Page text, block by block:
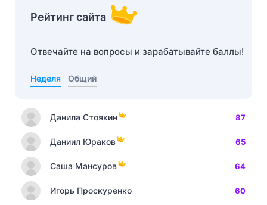
Рейтинг сайта
Отвечайте на вопросы и зарабатывайте баллы!
Неделя Общий
Данила Стоякин 87
Даниил Юраков 65
Саша Мансуров 64
Игорь Проскуренко 60